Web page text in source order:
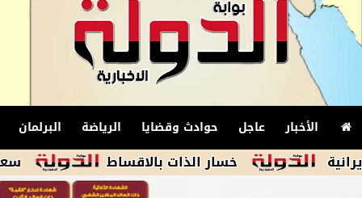
الأخبار عاجل حوادث وقضايا الرياضة البرلمان
سعيد خسار الذات بالاقساط